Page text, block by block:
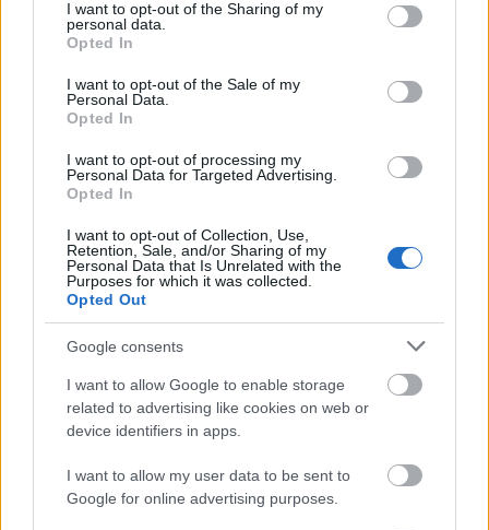
not limited to your visit or usage behaviour. You may click to
grant or deny consent to Google and its third-party tags to
use your data for below specified purposes in below Google
consent section.
I want to opt-out of the Sharing of my
personal data.
Opted In
I want to opt-out of the Sale of my
Personal Data.
Opted In
I want to opt-out of processing my
Personal Data for Targeted Advertising.
Opted In
I want to opt-out of Collection, Use,
Retention, Sale, and/or Sharing of my
Personal Data that Is Unrelated with the
Purposes for which it was collected.
Opted Out
Google consents
I want to allow Google to enable storage
related to advertising like cookies on web or
device identifiers in apps.
I want to allow my user data to be sent to
Google for online advertising purposes.
MAGYAR ÉPÍTŐK
Város-Teampannon Kereskedelmi és Szolgáltató Kft.
Újragondolják Lipótváros rejtett, zöld parkját
Indulhat a Honvéd tér megújításának tervezése, ahol a